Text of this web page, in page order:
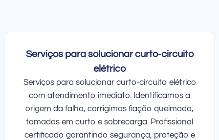
Serviços para solucionar curto-circuito
elétrico
Serviços para solucionar curto-circuito elétrico
com atendimento imediato. Identificamos a
origem da falha, corrigimos fiação queimada,
tomadas em curto e sobrecarga. Profissional
certificado garantindo segurança, proteção e